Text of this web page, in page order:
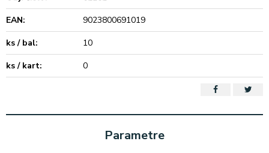
EAN:
9023800691019
ks / bal:
10
ks / kart:
0
Parametre